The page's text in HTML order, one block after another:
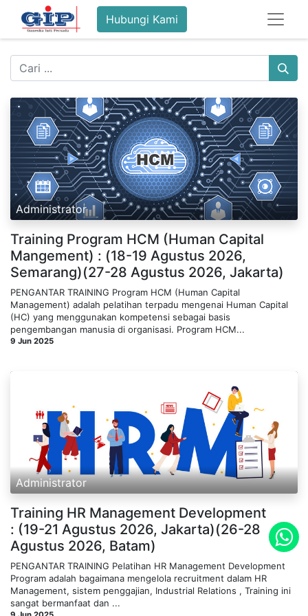
Hubungi Kami
Administrator
Training Program HCM (Human Capital
Mangement) : (18-19 Agustus 2026,
Semarang)(27-28 Agustus 2026, Jakarta)
PENGANTAR TRAINING Program HCM (Human Capital
Management) adalah pelatihan terpadu mengenai Human Capital
(HC) yang menggunakan kompetensi sebagai basis
pengembangan manusia di organisasi. Program HCM...
9 Jun 2025
Administrator
Training HR Management Development
: (19-21 Agustus 2026, Jakarta)(26-28
Agustus 2026, Batam)
PENGANTAR TRAINING Pelatihan HR Management Development
Program adalah bagaimana mengelola recruitment dalam HR
Management, sistem penggajian, Industrial Relations , Training ini
sangat bermanfaat dan ...